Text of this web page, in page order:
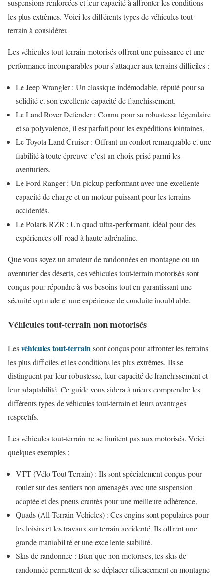
suspensions renforcées et leur capacité à affronter les conditions
les plus extrêmes. Voici les différents types de véhicules tout-
terrain à considérer.
Les véhicules tout-terrain motorisés offrent une puissance et une
performance incomparables pour s’attaquer aux terrains difficiles :
Le Jeep Wrangler : Un classique indémodable, réputé pour sa
solidité et son excellente capacité de franchissement.
Le Land Rover Defender : Connu pour sa robustesse légendaire
et sa polyvalence, il est parfait pour les expéditions lointaines.
Le Toyota Land Cruiser : Offrant un confort remarquable et une
fiabilité à toute épreuve, c’est un choix prisé parmi les
aventuriers.
Le Ford Ranger : Un pickup performant avec une excellente
capacité de charge et un moteur puissant pour les terrains
accidentés.
Le Polaris RZR : Un quad ultra-performant, idéal pour des
expériences off-road à haute adrénaline.
Que vous soyez un amateur de randonnées en montagne ou un
aventurier des déserts, ces véhicules tout-terrain motorisés sont
conçus pour répondre à vos besoins tout en garantissant une
sécurité optimale et une expérience de conduite inoubliable.
Véhicules tout-terrain non motorisés
Lesvéhicules tout-terrainsont conçus pour affronter les terrains
les plus difficiles et les conditions les plus extrêmes. Ils se
distinguent par leur robustesse, leur capacité de franchissement et
leur adaptabilité. Ce guide vous aidera à mieux comprendre les
différents types de véhicules tout-terrain et leurs avantages
respectifs.
Les véhicules tout-terrain ne se limitent pas aux motorisés. Voici
quelques exemples :
VTT (Vélo Tout-Terrain) : Ils sont spécialement conçus pour
rouler sur des sentiers non aménagés avec une suspension
adaptée et des pneus crantés pour une meilleure adhérence.
Quads (All-Terrain Vehicles) : Ces engins sont populaires pour
les loisirs et les travaux sur terrain accidenté. Ils offrent une
grande maniabilité et une excellente stabilité.
Skis de randonnée : Bien que non motorisés, les skis de
randonnée permettent de se déplacer efficacement en montagne